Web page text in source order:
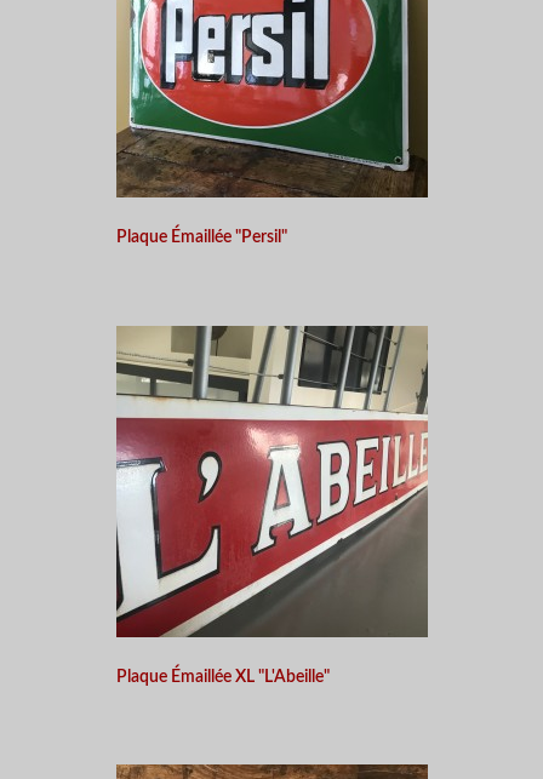
Plaque Émaillée "Persil"
Plaque Émaillée XL "L'Abeille"